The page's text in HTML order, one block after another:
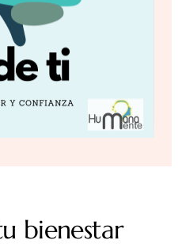
bienestar